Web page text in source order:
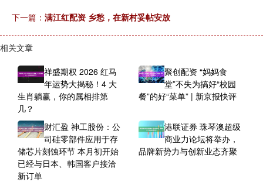
下一篇： 满江红配资 乡愁，在新村妥帖安放
相关文章
祥盛期权 2026 红马
年运势大揭秘！4 大
生肖躺赢，你的属相排第
几？
聚创配资 “妈妈食
堂”不失为搞好“校园
餐”的好“菜单” | 新京报快评
财汇盈 神工股份：公
司硅零部件应用于存
储芯片刻蚀环节 本月初开始
已经与日本、韩国客户接洽
新订单
港联证券 珠琴澳超级
商业力论坛将举办，
品牌新势力与创新业态齐聚